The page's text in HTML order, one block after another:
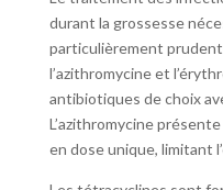
durant la grossesse
particulièrement
l’azithromycine et
antibiotiques de choix
L’azithromycine
en dose unique, limitant